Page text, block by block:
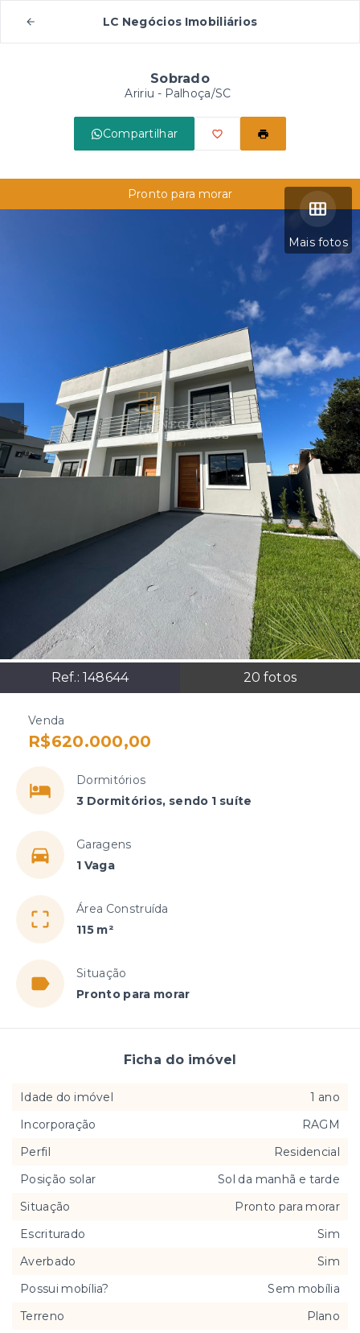
LC Negócios Imobiliários
Sobrado
Aririu - Palhoça/SC
Compartilhar
Mais fotos
Ref.: 148644 20 fotos
Pronto para morar
Venda
R$620.000,00
Dormitórios
3 Dormitórios, sendo 1 suíte
Garagens
1 Vaga
Área Construída
115 m²
Situação
Pronto para morar
Ficha do imóvel
Idade do imóvel
1 ano
Incorporação
RAGM
Perfil
Residencial
Posição solar
Sol da manhã e tarde
Situação
Pronto para morar
Escriturado
Sim
Averbado
Sim
Possui mobília?
Sem mobília
Terreno
Plano